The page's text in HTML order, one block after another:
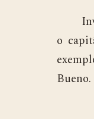
o